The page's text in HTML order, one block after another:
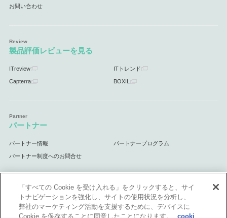
お問い合わせ
製品評価レビューを見る
ITreview ITトレンド
Capterra BOXIL
パートナー
パートナー情報 パートナープログラム
パートナー制度へのお問合せ
サポート
「すべての Cookie を受け入れる」をクリックすると、サイ
トナビゲーションを強化し、サイトの使用状況を分析し、
弊社のマーケティング活動を支援するために、デバイスに
Cookie を保存することに同意したことになります。
cooki